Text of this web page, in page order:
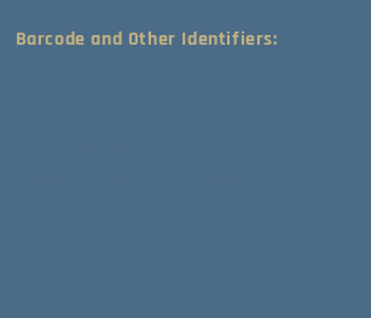
Barcode and Other Identifiers: